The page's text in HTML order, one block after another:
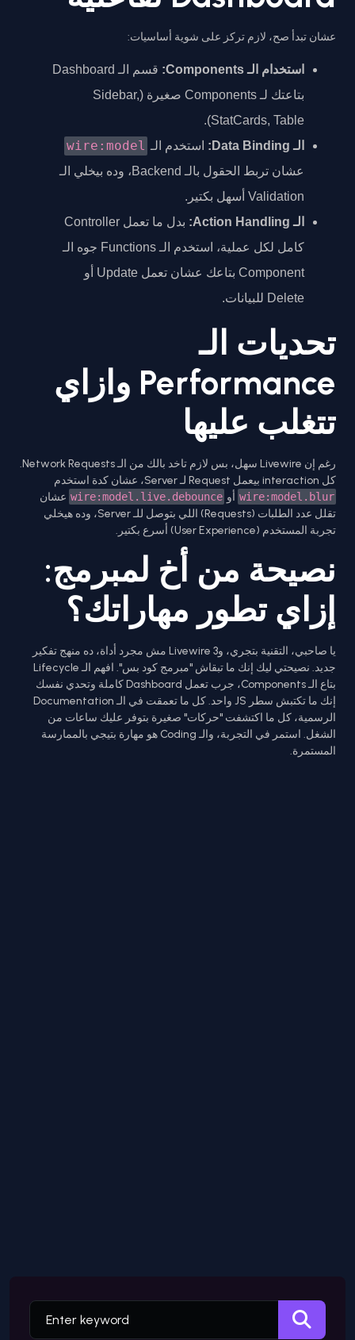
عشان تبدأ صح، لازم تركز على شوية أساسيات:
استخدام الـ Components:
قسم الـ Dashboard
بتاعتك لـ Components صغيرة (Sidebar,
StatCards, Table).
الـ Data Binding:
استخدم الـ wire:model
عشان تربط الحقول بالـ Backend، وده بيخلي الـ
Validation أسهل بكتير.
الـ Action Handling:
بدل ما تعمل Controller
كامل لكل عملية، استخدم الـ Functions جوه الـ
Component بتاعك عشان تعمل Update أو
Delete للبيانات.
تحديات الـ
Performance وازاي
تتغلب عليها
رغم إن Livewire سهل، بس لازم تاخد بالك من الـ Network Requests.
كل interaction بيعمل Request لـ Server، عشان كدة استخدم
wire:model.blur أو wire:model.live.debounce عشان
تقلل عدد الطلبات (Requests) اللي بتوصل للـ Server، وده هيخلي
تجربة المستخدم (User Experience) أسرع بكتير.
نصيحة من أخ لمبرمج:
إزاي تطور مهاراتك؟
يا صاحبي، التقنية بتجري، وLivewire 3 مش مجرد أداة، ده منهج تفكير
جديد. نصيحتي ليك إنك ما تبقاش "مبرمج كود بس". افهم الـ Lifecycle
بتاع الـ Components، جرب تعمل Dashboard كاملة وتحدي نفسك
إنك ما تكتبش سطر JS واحد. كل ما تعمقت في الـ Documentation
الرسمية، كل ما اكتشفت "حركات" صغيرة بتوفر عليك ساعات من
الشغل. استمر في التجربة، والـ Coding هو مهارة بتيجي بالممارسة
المستمرة.